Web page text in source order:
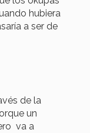
hubiera
a ser de
de la
un
va a